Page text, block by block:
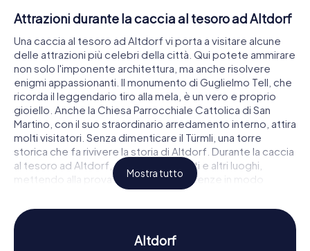
Attrazioni durante la caccia al tesoro ad Altdorf
Una caccia al tesoro ad Altdorf vi porta a visitare alcune
delle attrazioni più celebri della città. Qui potete ammirare
non solo l'imponente architettura, ma anche risolvere
enigmi appassionanti. Il monumento di Guglielmo Tell, che
ricorda il leggendario tiro alla mela, è un vero e proprio
gioiello. Anche la Chiesa Parrocchiale Cattolica di San
Martino, con il suo straordinario arredamento interno, attira
molti visitatori. Senza dimenticare il Türmli, una torre
storica che fa rivivere la storia di Altdorf. Durante la caccia
al tesoro ad Altdorf, scoprirete questi e altri luoghi,
mettendo alla prova le vostre conoscenze in modo
Storia e cultura durante la caccia al tesoro ad
Mostra tutto
Altdorf